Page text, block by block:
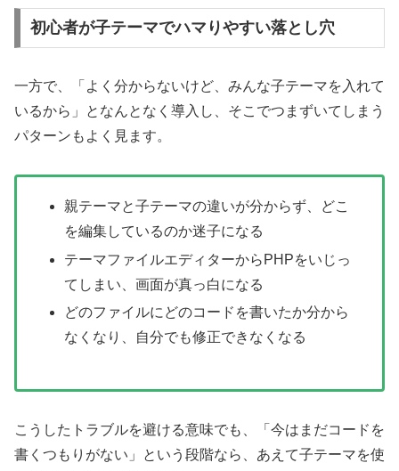
初心者が子テーマでハマりやすい落とし穴
一方で、「よく分からないけど、みんな子テーマを入れて
いるから」となんとなく導入し、そこでつまずいてしまう
パターンもよく見ます。
親テーマと子テーマの違いが分からず、どこ
を編集しているのか迷子になる
テーマファイルエディターからPHPをいじっ
てしまい、画面が真っ白になる
どのファイルにどのコードを書いたか分から
なくなり、自分でも修正できなくなる
こうしたトラブルを避ける意味でも、「今はまだコードを
書くつもりがない」という段階なら、あえて子テーマを使